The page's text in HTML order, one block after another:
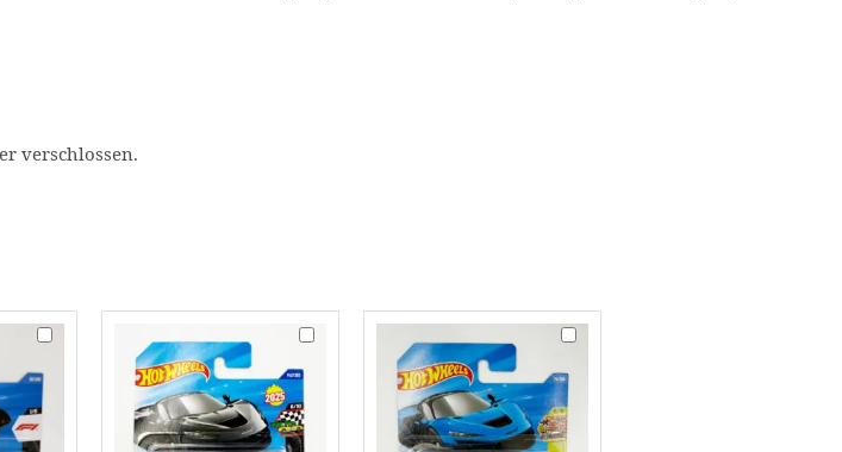
verschlossen.
Hot
McLaren
Formula
1
Hot
McLaren
W1
(Matt
Hot
McLaren
W1
(Blau)